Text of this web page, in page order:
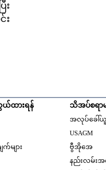
း
း
ထားရန်
က်များ
သိအပ်စရာမ
အလုပ်ခေါ်ယူ
USAGM
ဗွီအိုအေ
နည်းလမ်း